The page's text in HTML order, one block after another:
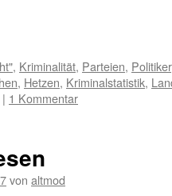
, Kriminalität, Parteien, Politiker
, Hetzen, Kriminalstatistik,
| 1 Kommentar
von altmod